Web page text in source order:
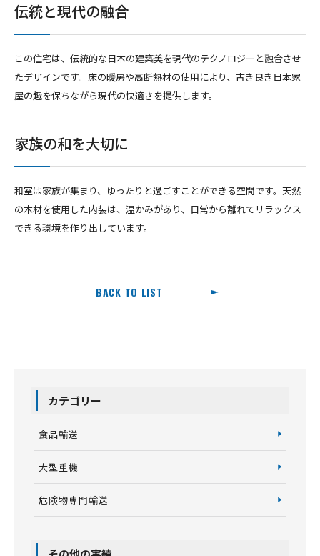
伝統と現代の融合
この住宅は、伝統的な日本の建築美を現代のテクノロジーと融合させ
たデザインです。床の暖房や高断熱材の使用により、古き良き日本家
屋の趣を保ちながら現代の快適さを提供します。
家族の和を大切に
和室は家族が集まり、ゆったりと過ごすことができる空間です。天然
の木材を使用した内装は、温かみがあり、日常から離れてリラックス
できる環境を作り出しています。
BACK TO LIST
カテゴリー
食品輸送
大型重機
危険物専門輸送